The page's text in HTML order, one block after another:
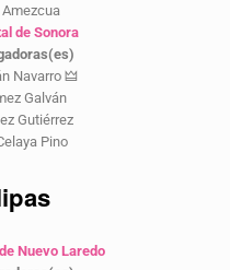
de Sonora
Navarro 🜲
Galván
Gutiérrez
Pino
Nuevo Laredo